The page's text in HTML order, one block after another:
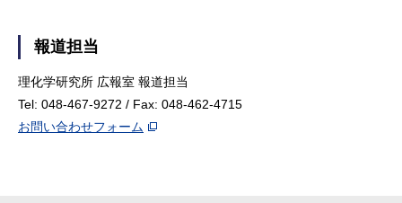
報道担当
理化学研究所 広報室 報道担当
Tel: 048-467-9272 / Fax: 048-462-4715
お問い合わせフォーム